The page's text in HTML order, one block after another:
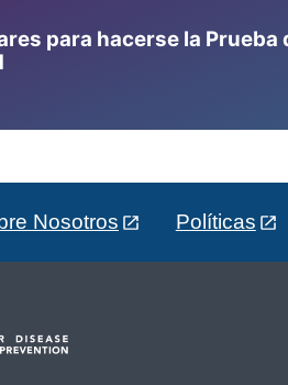
para hacerse la Prueba
Nosotros Políticas